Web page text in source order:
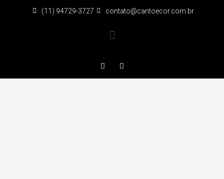
(11) 94729-3727 contato@cantoecor.com.br